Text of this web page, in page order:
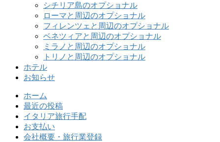
シチリア島のオプショナル
ローマと周辺のオプショナル
フィレンツェと周辺のオプショナル
ベネツィアと周辺のオプショナル
ミラノと周辺のオプショナル
トリノと周辺のオプショナル
ホテル
お知らせ
ホーム
最近の投稿
イタリア旅行手配
お支払い
会社概要・旅行業登録